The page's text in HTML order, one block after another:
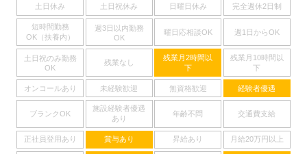
土日休み 土日祝休み 日曜日休み 完全週休2日制
短時間勤務
OK（扶養内）
週3日以内勤務
OK
曜日応相談OK 週1日からOK
土日祝のみ勤務
OK
残業なし
残業月2時間以
下
残業月10時間以
下
オンコールあり 未経験歓迎 無資格歓迎 経験者優遇
ブランクOK
施設経験者優遇
あり
年齢不問 交通費支給
正社員登用あり 賞与あり 昇給あり 月給20万円以上